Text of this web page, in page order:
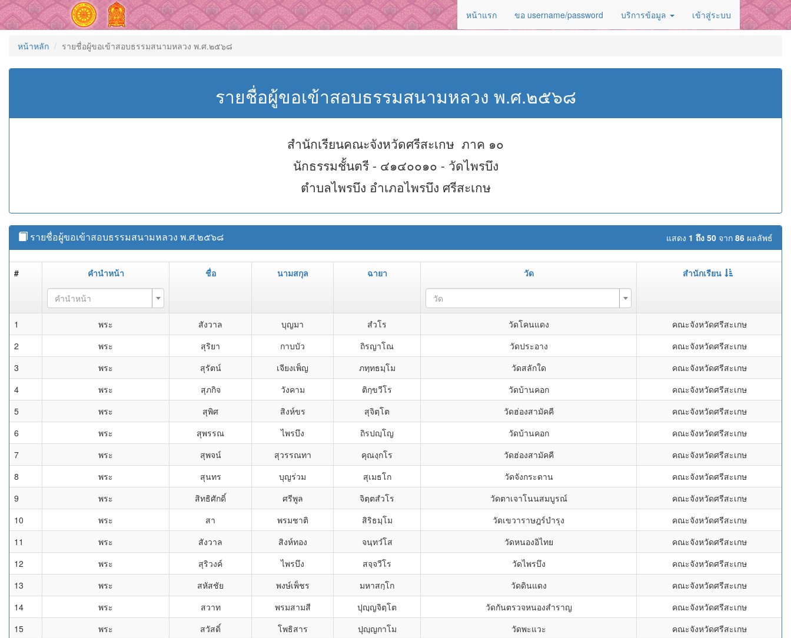
หน้าแรก ขอ username/password บริการข้อมูล เข้าสู่ระบบ
หน้าหลัก รายชื่อผู้ขอเข้าสอบธรรมสนามหลวง พ.ศ.๒๕๖๘
รายชื่อผู้ขอเข้าสอบธรรมสนามหลวง พ.ศ.๒๕๖๘
สำนักเรียนคณะจังหวัดศรีสะเกษ ภาค ๑๐
นักธรรมชั้นตรี - ๔๑๔๐๐๑๐ - วัดไพรบึง
ตำบลไพรบึง อำเภอไพรบึง ศรีสะเกษ
แสดง 1 ถึง 50 จาก 86 ผลลัพธ์
รายชื่อผู้ขอเข้าสอบธรรมสนามหลวง พ.ศ.๒๕๖๘
# คำนำหน้า ชื่อ นามสกุล ฉายา วัด สำนักเรียน
คำนำหน้า วัด
1 พระ สังวาล บุญมา สํวโร วัดโคนแดง
คณะจังหวัดศรีสะเกษ
2
พระ สุริยา กาบบัว ถิรญาโณ วัดประอาง
คณะจังหวัดศรีสะเกษ
3
พระ สุรัตน์ เจียงเพ็ญ ภทฺทธมฺโม วัดสลักใด
คณะจังหวัดศรีสะเกษ
4
พระ สุภกิจ วังคาม ติกฺขวีโร วัดบ้านคอก
คณะจังหวัดศรีสะเกษ
5
พระ สุพิศ สิงห์ขร สุจิตฺโต วัดฮ่องสามัคคี
คณะจังหวัดศรีสะเกษ
6
พระ สุพรรณ ไพรบึง ถิรปญฺโญ วัดบ้านคอก
คณะจังหวัดศรีสะเกษ
7
พระ สุพจน์ สุวรรณทา คุณงฺกโร วัดฮ่องสามัคคี
คณะจังหวัดศรีสะเกษ
8
พระ สุนทร บุญร่วม สุเมธโก วัดจังกระดาน
คณะจังหวัดศรีสะเกษ
9
พระ สิทธิศักดิ์ ศรีพูล จิตฺตสํวโร วัดตาเจาโนนสมบูรณ์
คณะจังหวัดศรีสะเกษ
10
พระ สา พรมชาติ สิริธมฺโม วัดเขวาราษฎร์บำรุง
คณะจังหวัดศรีสะเกษ
11
พระ สังวาล สิงห์ทอง จนฺทวํโส วัดหนองอิไทย
คณะจังหวัดศรีสะเกษ
12
พระ สุริวงค์ ไพรบึง สจฺจวีโร วัดไพรบึง
คณะจังหวัดศรีสะเกษ
13
พระ สหัสชัย พงษ์เพ็ชร มหาสกฺโก วัดดินแดง
คณะจังหวัดศรีสะเกษ
14
พระ สวาท พรมสามสี ปุญฺญจิตฺโต วัดกันตรวจหนองสำราญ
คณะจังหวัดศรีสะเกษ
15
พระ สวัสดิ์ โพธิสาร ปุญฺญกาโม วัดพะแวะ
คณะจังหวัดศรีสะเกษ